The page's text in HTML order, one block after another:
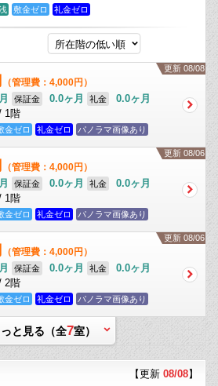
敷金ゼロ 礼金ゼロ
更新 08/08
（管理費：4,000円）
保証金 0.0ヶ月 礼金
0.0ヶ月
1階
金ゼロ 礼金ゼロ パノラマ画像あり
更新 08/06
（管理費：4,000円）
保証金 0.0ヶ月 礼金
0.0ヶ月
1階
金ゼロ 礼金ゼロ パノラマ画像あり
更新 08/06
（管理費：4,000円）
保証金 0.0ヶ月 礼金
0.0ヶ月
2階
金ゼロ 礼金ゼロ パノラマ画像あり
っと見る（全7室）
【更新 08/08】